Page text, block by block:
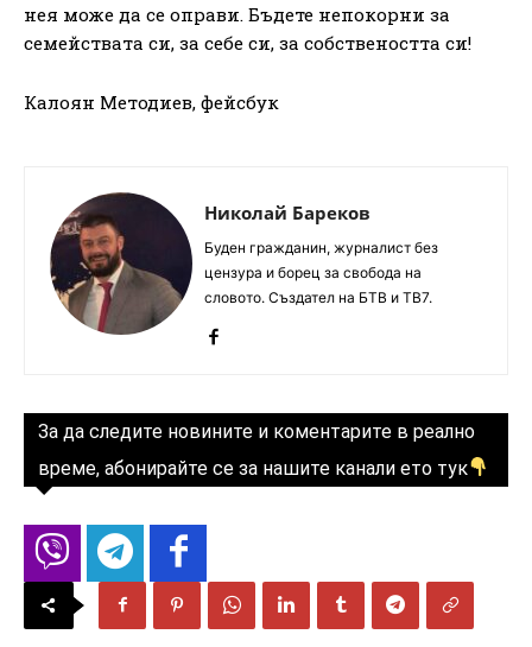
нея може да се оправи. Бъдете непокорни за
семействата си, за себе си, за собствеността си!
Калоян Методиев, фейсбук
Николай Бареков
Буден гражданин, журналист без
цензура и борец за свобода на
словото. Създател на БТВ и ТВ7.
За да следите новините и коментарите в реално
време, абонирайте се за нашите канали ето тук